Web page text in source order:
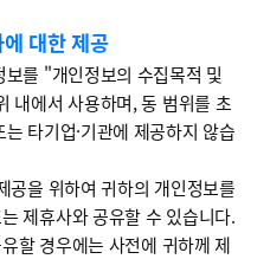
대한 제공
를 "개인정보의 수집목적 및
내에서 사용하며, 동 범위를 초
타기업·기관에 제공하지 않습
공을 위하여 귀하의 개인정보를
제휴사와 공유할 수 있습니다.
할 경우에는 사전에 귀하께 제